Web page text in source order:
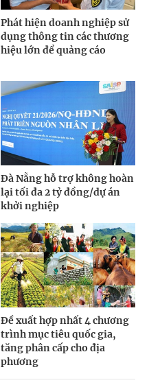
Phát hiện doanh nghiệp sử
dụng thông tin các thương
hiệu lớn để quảng cáo
Đà Nẵng hỗ trợ không hoàn
lại tối đa 2 tỷ đồng/dự án
khởi nghiệp
Đề xuất hợp nhất 4 chương
trình mục tiêu quốc gia,
tăng phân cấp cho địa
phương